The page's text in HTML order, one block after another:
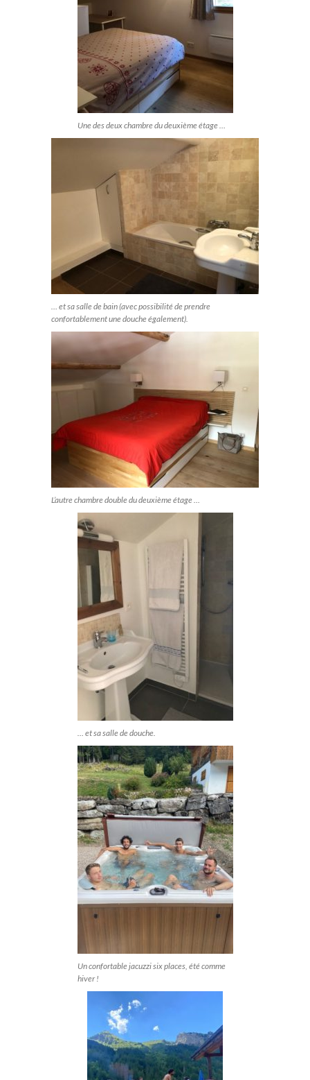
Une des deux chambre du deuxième étage …
… et sa salle de bain (avec possibilité de prendre
confortablement une douche également).
L’autre chambre double du deuxième étage …
… et sa salle de douche.
Un confortable jacuzzi six places, été comme
hiver !